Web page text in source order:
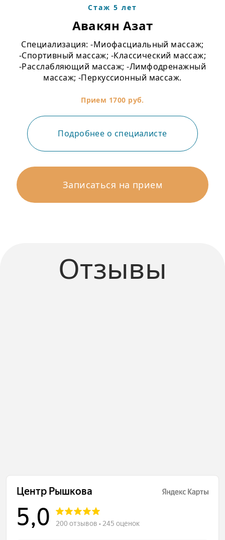
Стаж 5 лет
Авакян Азат
Специализация: -Миофасциальный массаж;
-Спортивный массаж; -Классический массаж;
-Расслабляющий массаж; -Лимфодренажный
массаж; -Перкуссионный массаж.
Прием 1700 руб.
Подробнее о специалисте
Записаться на прием
Отзывы